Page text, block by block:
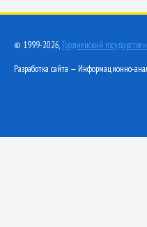
© 1999-2026, Гродненский
Разработка сайта — Информационно-